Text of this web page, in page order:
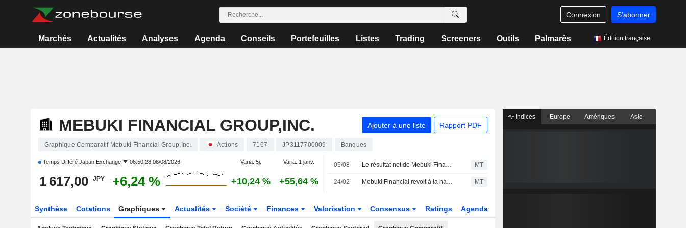
Connexion S'abonner
Marchés Actualités Analyses Agenda Conseils Portefeuilles Listes Trading Screeners Outils Palmarès Édition française
MEBUKI FINANCIAL GROUP,INC. Ajouter à une liste Rapport PDF
Graphique Comparatif Mebuki Financial Group,Inc. Actions 7167 JP3117700009 Banques
Temps Différé Japan Exchange 06:50:28 06/08/2026 Varia. 5j. Varia. 1 janv.
1 617,00 JPY +6,24 % +10,24 % +55,64 %
05/08 Le résultat net de Mebuki Financial bondit de 55 % au premier trimestre fiscal MT
24/02 Mebuki Financial revoit à la hausse ses prévisions de bénéfice net et de dividende final pour l'exercice 2025 MT
Synthèse Cotations Graphiques Actualités Société Finances Valorisation Consensus Ratings Agenda
Indices Europe Amériques Asie